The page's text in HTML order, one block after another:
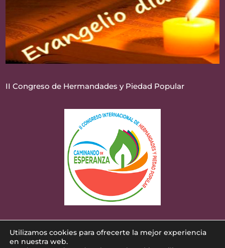
II Congreso de Hermandades y Piedad Popular
Diseñado poriNova Cloud. Una empresa de
Utilizamos cookies para ofrecerte la mejor experiencia
en nuestra web.